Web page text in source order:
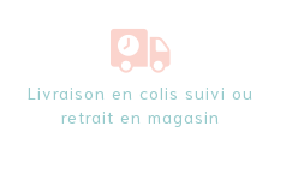
Livraison en colis suivi ou
retrait en magasin